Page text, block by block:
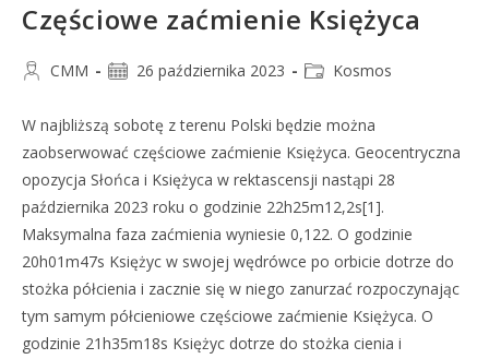
Częściowe zaćmienie Księżyca
CMM 26 października 2023 Kosmos
W najbliższą sobotę z terenu Polski będzie można
zaobserwować częściowe zaćmienie Księżyca. Geocentryczna
opozycja Słońca i Księżyca w rektascensji nastąpi 28
października 2023 roku o godzinie 22h25m12,2s[1].
Maksymalna faza zaćmienia wyniesie 0,122. O godzinie
20h01m47s Księżyc w swojej wędrówce po orbicie dotrze do
stożka półcienia i zacznie się w niego zanurzać rozpoczynając
tym samym półcieniowe częściowe zaćmienie Księżyca. O
godzinie 21h35m18s Księżyc dotrze do stożka cienia i